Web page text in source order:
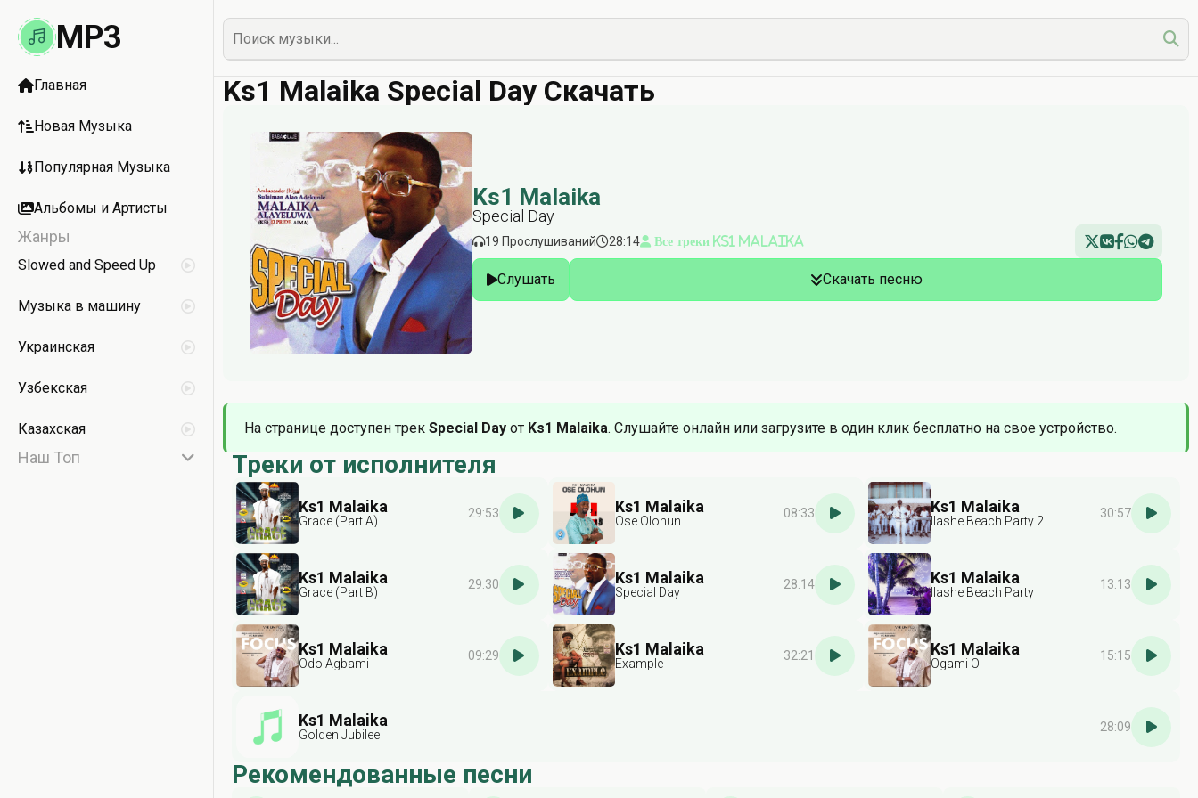
MP3
Главная
Новая Музыка
Популярная Музыка
Альбомы и Артисты
Жанры
Slowed and Speed Up
Музыка в машину
Украинская
Узбекская
Казахская
Наш Топ
Ks1 Malaika Special Day Скачать
Ks1 Malaika
Special Day
19 Прослушиваний 28:14 Все треки Ks1 Malaika
Слушать Скачать песню
На странице доступен трек Special Day от Ks1 Malaika. Слушайте онлайн или загрузите в один клик бесплатно на свое устройство.
Треки от исполнителя
Ks1 Malaika
Grace (Part A)
29:53 Ks1 Malaika
Ose Olohun
08:33 Ks1 Malaika
Ilashe Beach Party 2
30:57
Ks1 Malaika
Grace (Part B)
29:30 Ks1 Malaika
Special Day
28:14 Ks1 Malaika
Ilashe Beach Party
13:13
Ks1 Malaika
Odo Agbami
09:29 Ks1 Malaika
Example
32:21 Ks1 Malaika
Ogami O
15:15
Ks1 Malaika
Golden Jubilee
28:09
Рекомендованные песни